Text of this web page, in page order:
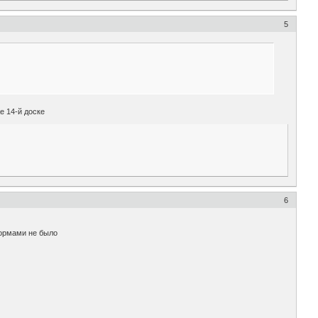
5
14-й доске
6
не было